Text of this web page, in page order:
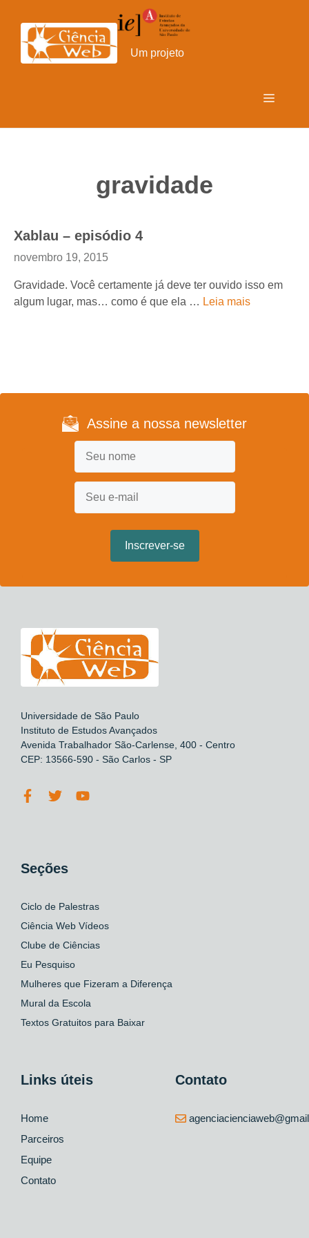
para
conteúdo
Um projeto
Menu
gravidade
Xablau – episódio 4
novembro 19, 2015
Gravidade. Você certamente já deve ter ouvido isso em
algum lugar, mas… como é que ela … Leia mais
Assine a nossa newsletter
Universidade de São Paulo
Instituto de Estudos Avançados
Avenida Trabalhador São-Carlense, 400 - Centro
CEP: 13566-590 - São Carlos - SP
Seções
Ciclo de Palestras
Ciência Web Vídeos
Clube de Ciências
Eu Pesquiso
Mulheres que Fizeram a Diferença
Mural da Escola
Textos Gratuitos para Baixar
Links úteis
Home
Parceiros
Equipe
Contato
Contato